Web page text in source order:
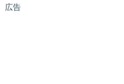
広告